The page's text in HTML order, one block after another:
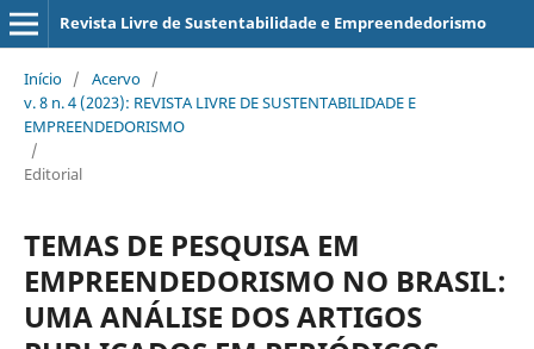
Revista Livre de Sustentabilidade e Empreendedorismo
Início / Acervo /
v. 8 n. 4 (2023): REVISTA LIVRE DE SUSTENTABILIDADE E
EMPREENDEDORISMO
/
Editorial
TEMAS DE PESQUISA EM
EMPREENDEDORISMO NO BRASIL:
UMA ANÁLISE DOS ARTIGOS